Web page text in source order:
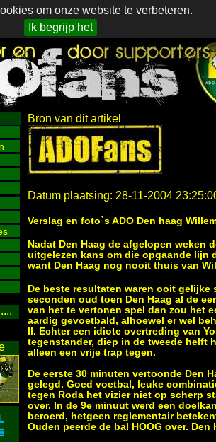
om onze website te verbeteren.
Ik begrijp het
Bron van dit artikel
Datum plaatsing: 28-11-2004
Verslag en foto`s ADO Den haag
Nadat Den Haag de afgelopen weken
uitgelezen kans om die opgaande lijn
want Den Haag nog nooit thuis van
De beste resultaten waren ooit
seconden oud toen Den Haag al de
van het te vertonen spel dan zou het
aardig gevoetbald, alhoewel er wel
II. Echter een idiote overtreding van
tegenstander, diep in de tweede helft
alleen een vrije trap tegen.
De eerste 30 minuten vertoonde Den
gelegd. Goed voetbal, leuke
tegen Roda het vizier niet op scherp
over. In de 9e minuut werd een
beroerd, hetgeen reglementair
Ouden peerde de bal HOOG over.